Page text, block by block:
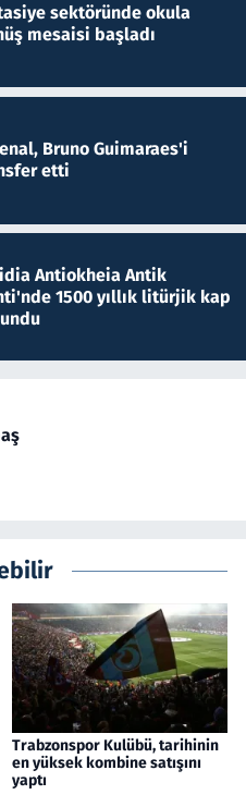
sektöründe okula
mesaisi başladı
Bruno Guimaraes'i
etti
Antiokheia Antik
1500 yıllık litürjik kap
Trabzonspor Kulübü, tarihinin
en yüksek kombine satışını
yaptı